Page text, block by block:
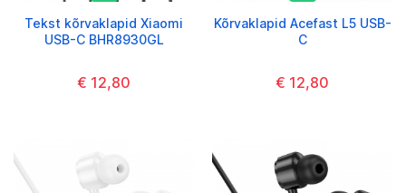
Tekst kõrvaklapid Xiaomi
USB-C BHR8930GL
€ 12,80
Kõrvaklapid Acefast L5 USB-
C
€ 12,80